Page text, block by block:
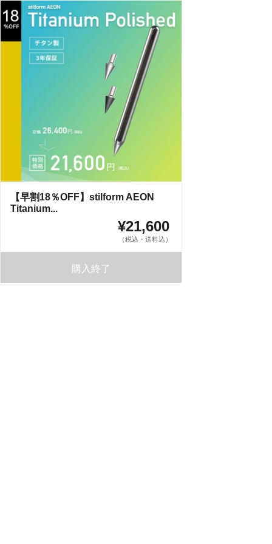
【早割18％OFF】stilform AEON
Titanium...
¥21,600
（税込・送料込）
購入終了